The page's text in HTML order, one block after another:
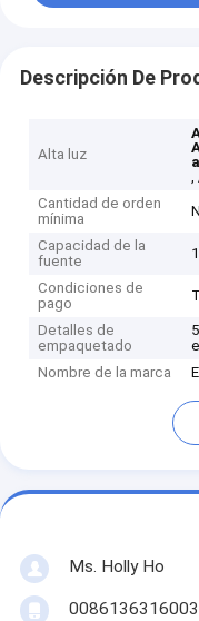
Descripción De
Alta luz
,
Cantidad de orden
mínima
Capacidad de la
fuente
Condiciones de
pago
Detalles de
empaquetado
Nombre de la marca
Ms. Holly Ho